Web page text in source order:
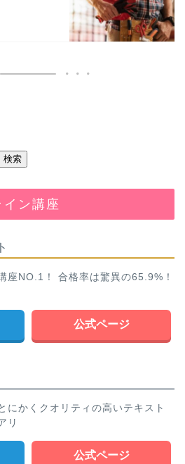
検索
ン講座
座NO.1！ 合格率は驚異の65.9%！
公式ページ
にかくクオリティの高いテキスト
リ
公式ページ